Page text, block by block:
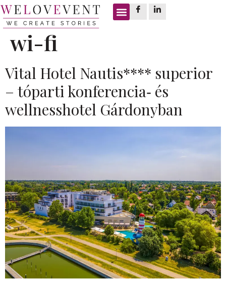
Címke:konferencia
wi-fi
Vital Hotel Nautis**** superior
– tóparti konferencia‑ és
wellnesshotel Gárdonyban